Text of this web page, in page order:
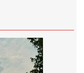
Aktualizováno: 4. 8. 2026